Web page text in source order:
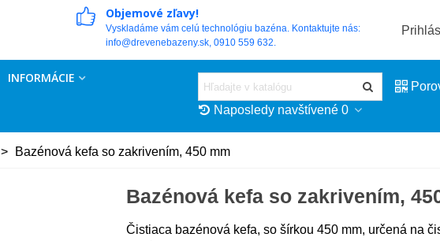
Objemové zľavy!
Vyskladáme vám celú technológiu bazéna. Kontaktujte nás:
info@drevenebazeny.sk, 0910 559 632.
INFORMÁCIE
Naposledy navštívené 0
> Bazénová kefa so zakrivením, 450 mm
Bazénová kefa so zakrivením,
Čistiaca bazénová kefa, so šírkou 450 mm, určená na